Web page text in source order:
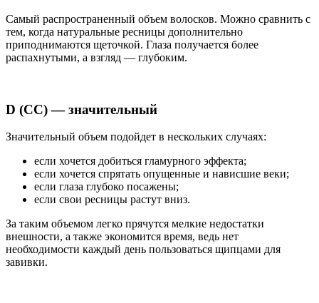
Самый распространенный объем волосков. Можно сравнить с
тем, когда натуральные ресницы дополнительно
приподнимаются щеточкой. Глаза получается более
распахнутыми, а взгляд — глубоким.
D (СС) — значительный
Значительный объем подойдет в нескольких случаях:
если хочется добиться гламурного эффекта;
если хочется спрятать опущенные и нависшие веки;
если глаза глубоко посажены;
если свои ресницы растут вниз.
За таким объемом легко прячутся мелкие недостатки
внешности, а также экономится время, ведь нет
необходимости каждый день пользоваться щипцами для
завивки.